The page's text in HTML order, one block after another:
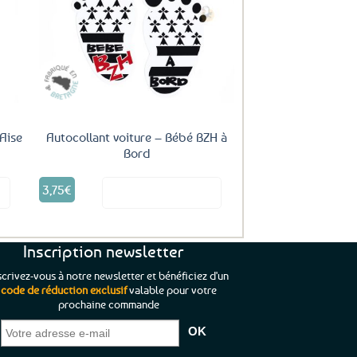
Ajouter
favoris
Autocollant voiture – Bébé BZH à
Bord
3,75€
je pouvais pas
;)
mon achat et
rien”Jade C.
“C’est agréable et tout aussi rassurant
de constater qu’il n’y a pas de petite
commande, mais un client à satisfaire.”
Inscription newsletter
vous à notre newsletter et bénéficiez d'un
code de réduction exclusifvalable pour votre
prochaine commande